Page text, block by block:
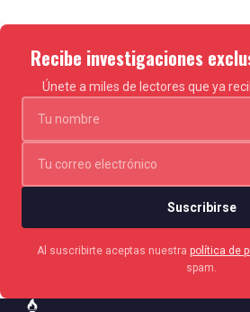
Recibe investigaciones
Únete a miles de lectores que ya
Suscribirse
Al suscribirte aceptas nuestra política de
spam.